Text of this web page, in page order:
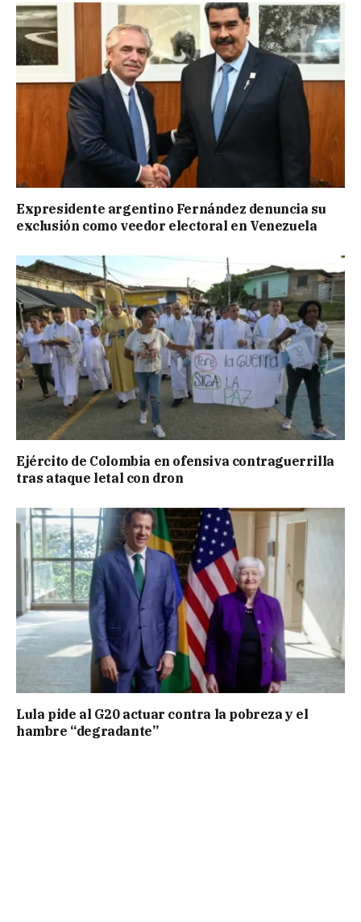
Expresidente argentino Fernández denuncia su
exclusión como veedor electoral en Venezuela
Ejército de Colombia en ofensiva contraguerrilla
tras ataque letal con dron
Lula pide al G20 actuar contra la pobreza y el
hambre “degradante”